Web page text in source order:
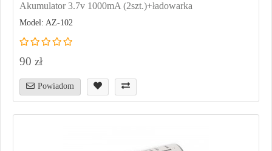
Akumulator 3.7v 1000mA (2szt.)+ładowarka
Model: AZ-102
90 zł
Powiadom